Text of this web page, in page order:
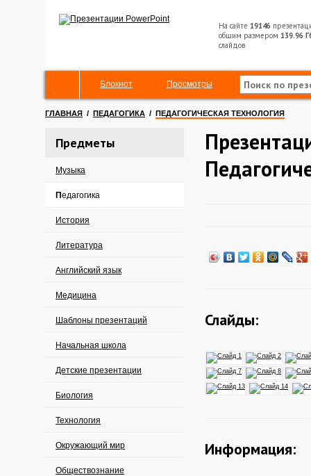
На сайте 19146
общим размером 139.96
слайдов
Блокнот Просмотры
ГЛАВНАЯ / ПЕДАГОГИКА / ПЕДАГОГИЧЕСКАЯ ТЕХНОЛОГИЯ
Предметы
Музыка
Педагогика
История
Литература
Английский язык
Медицина
Шаблоны презентаций
Начальная школа
Детские презентации
Биология
Технология
Окружающий мир
Обществознание
Слайды:
Информация: